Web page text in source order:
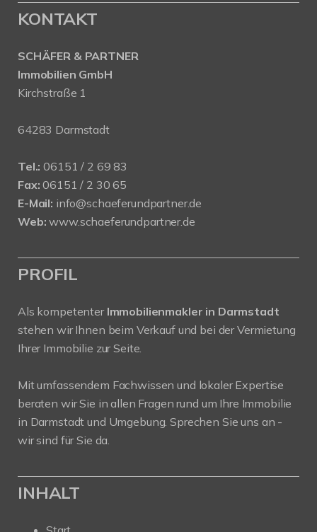
KONTAKT
SCHÄFER & PARTNER
Immobilien GmbH
Kirchstraße 1
64283 Darmstadt
Tel.: 06151 / 2 69 83
Fax: 06151 / 2 30 65
E-Mail: info@schaeferundpartner.de
Web: www.schaeferundpartner.de
PROFIL
Als kompetenter Immobilienmakler in Darmstadt
stehen wir Ihnen beim Verkauf und bei der Vermietung
Ihrer Immobilie zur Seite.
Mit umfassendem Fachwissen und lokaler Expertise
beraten wir Sie in allen Fragen rund um Ihre Immobilie
in Darmstadt und Umgebung. Sprechen Sie uns an -
wir sind für Sie da.
INHALT